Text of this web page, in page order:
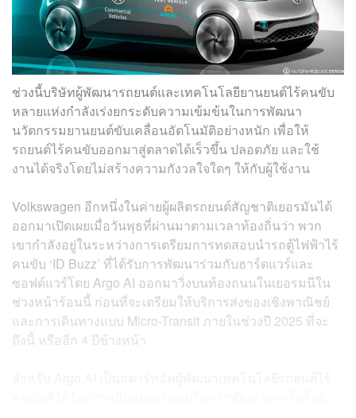
ช่วงนี้บริษัทผู้พัฒนารถยนต์และเทคโนโลยียานยนต์ไร้คนขับ
หลายแห่งกำลังเร่งยกระดับความเข้มข้นในการพัฒนา
นวัตกรรมยานยนต์ขับเคลื่อนอัตโนมัติอย่างหนัก เพื่อให้
รถยนต์ไร้คนขับออกมาสู่ตลาดได้เร็วขึ้น ปลอดภัย และใช้
งานได้จริงโดยไม่สร้างความกังวลใจใดๆ ให้กับผู้ใช้งาน
Volkswagen อีกหนึ่งในค่ายผู้ผลิตรถยนต์สัญชาติเยอรมันได้
ออกมาเปิดเผยเมื่อวันพุธที่ผ่านมาตามเวลาท้องถิ่นว่า พวก
เขากำลังอยู่ในระหว่างการเตรียมการทดสอบนำรถตู้ไฟฟ้าไร้
คนขับ ‘ID Buzz’ ที่ได้รับการพัฒนาร่วมกับฮาร์ดแวร์และ
ซอฟต์แวร์โดย Argo AI ออกมาวิ่งบนท้องถนนในเยอรมนีใน
ช่วงหน้าร้อนนี้ ก่อนที่จะเตรียมให้บริการส่งของเชิงพาณิชย์
และการเดินทางแบบ Micro-Transit ภายในช่วงปี 2025 ที่จะ
ถึงนี้ หรืออีก 4 ปีข้างหน้า